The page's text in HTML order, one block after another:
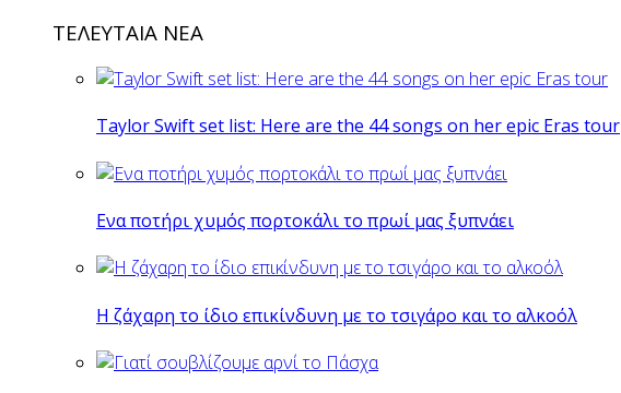
ΤΕΛΕΥΤΑΙΑ ΝΕΑ
Taylor Swift set list: Here are the 44 songs on her epic Eras tour
Eνα ποτήρι χυμός πορτοκάλι το πρωί μας ξυπνάει
Η ζάχαρη το ίδιο επικίνδυνη με το τσιγάρο και το αλκοόλ